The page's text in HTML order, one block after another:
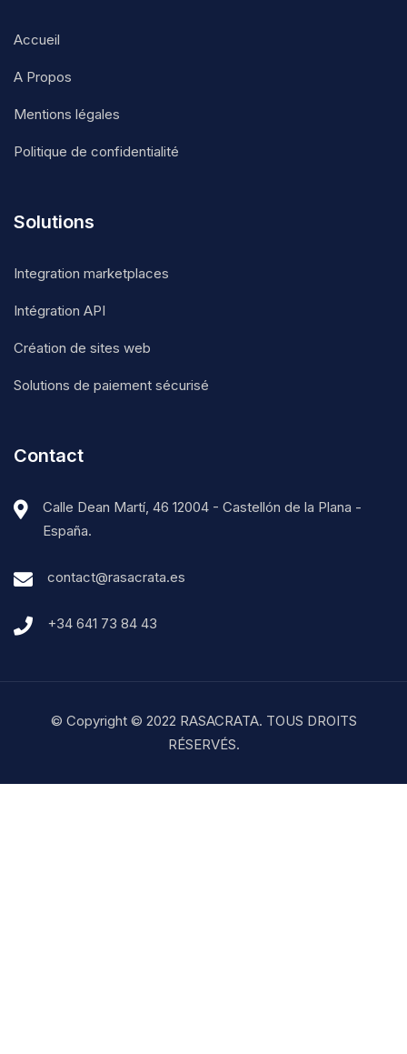
Accueil
A Propos
Mentions légales
Politique de confidentialité
Solutions
Integration marketplaces
Intégration API
Création de sites web
Solutions de paiement sécurisé
Contact
Calle Dean Martí, 46 12004 - Castellón de la Plana -
España.
contact@rasacrata.es
+34 641 73 84 43
© Copyright © 2022 RASACRATA. TOUS DROITS
RÉSERVÉS.